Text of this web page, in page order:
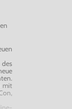
mit
,